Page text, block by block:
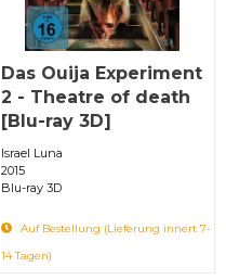
Das Ouija Experiment
2 - Theatre of death
[Blu-ray 3D]
Israel Luna
2015
Blu-ray 3D
Auf Bestellung (Lieferung innert 7-
14 Tagen)